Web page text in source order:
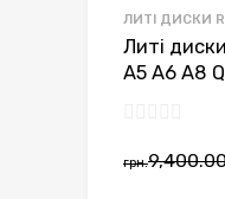
ЛИТІ ДИСКИ
Литі
A5 A6 A8
грн.